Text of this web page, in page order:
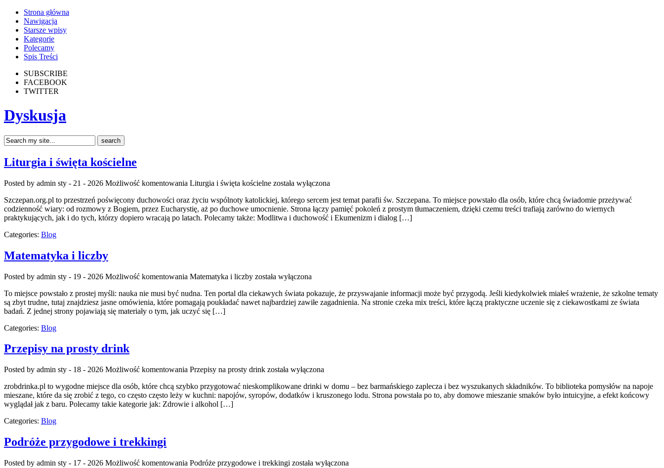
Strona główna
Nawigacja
Starsze wpisy
Kategorie
Polecamy
Spis Treści
SUBSCRIBE
FACEBOOK
TWITTER
Dyskusja
Liturgia i święta kościelne
Posted by admin sty - 21 - 2026 Możliwość komentowania Liturgia i święta kościelne została wyłączona
Szczepan.org.pl to przestrzeń poświęcony duchowości oraz życiu wspólnoty katolickiej, którego sercem jest temat parafii św. Szczepana. To miejsce powstało dla osób, które chcą świadomie przeżywać
codzienność wiary: od rozmowy z Bogiem, przez Eucharystię, aż po duchowe umocnienie. Strona łączy pamięć pokoleń z prostym tłumaczeniem, dzięki czemu treści trafiają zarówno do wiernych
praktykujących, jak i do tych, którzy dopiero wracają po latach. Polecamy także: Modlitwa i duchowość i Ekumenizm i dialog […]
Categories: Blog
Matematyka i liczby
Posted by admin sty - 19 - 2026 Możliwość komentowania Matematyka i liczby została wyłączona
To miejsce powstało z prostej myśli: nauka nie musi być nudna. Ten portal dla ciekawych świata pokazuje, że przyswajanie informacji może być przygodą. Jeśli kiedykolwiek miałeś wrażenie, że szkolne tematy
są zbyt trudne, tutaj znajdziesz jasne omówienia, które pomagają poukładać nawet najbardziej zawiłe zagadnienia. Na stronie czeka mix treści, które łączą praktyczne uczenie się z ciekawostkami ze świata
badań. Z jednej strony pojawiają się materiały o tym, jak uczyć się […]
Categories: Blog
Przepisy na prosty drink
Posted by admin sty - 18 - 2026 Możliwość komentowania Przepisy na prosty drink została wyłączona
zrobdrinka.pl to wygodne miejsce dla osób, które chcą szybko przygotować nieskomplikowane drinki w domu – bez barmańskiego zaplecza i bez wyszukanych składników. To biblioteka pomysłów na napoje
mieszane, które da się zrobić z tego, co często często leży w kuchni: napojów, syropów, dodatków i kruszonego lodu. Strona powstała po to, aby domowe mieszanie smaków było intuicyjne, a efekt końcowy
wyglądał jak z baru. Polecamy takie kategorie jak: Zdrowie i alkohol […]
Categories: Blog
Podróże przygodowe i trekkingi
Posted by admin sty - 17 - 2026 Możliwość komentowania Podróże przygodowe i trekkingi została wyłączona